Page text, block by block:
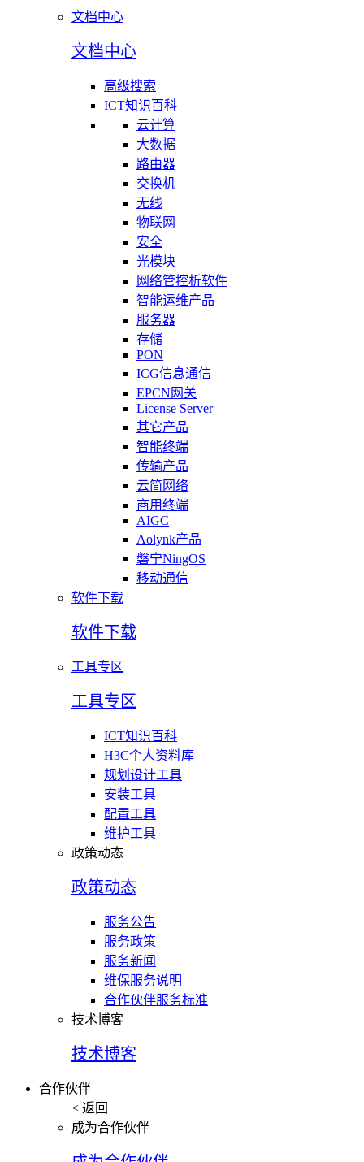
文档中心
文档中心
高级搜索
ICT知识百科
云计算
大数据
路由器
交换机
无线
物联网
安全
光模块
网络管控析软件
智能运维产品
服务器
存储
PON
ICG信息通信
EPCN网关
License Server
其它产品
智能终端
传输产品
云简网络
商用终端
AIGC
Aolynk产品
磐宁NingOS
移动通信
软件下载
软件下载
工具专区
工具专区
ICT知识百科
H3C个人资料库
规划设计工具
安装工具
配置工具
维护工具
政策动态
政策动态
服务公告
服务政策
服务新闻
维保服务说明
合作伙伴服务标准
技术博客
技术博客
合作伙伴
< 返回
成为合作伙伴